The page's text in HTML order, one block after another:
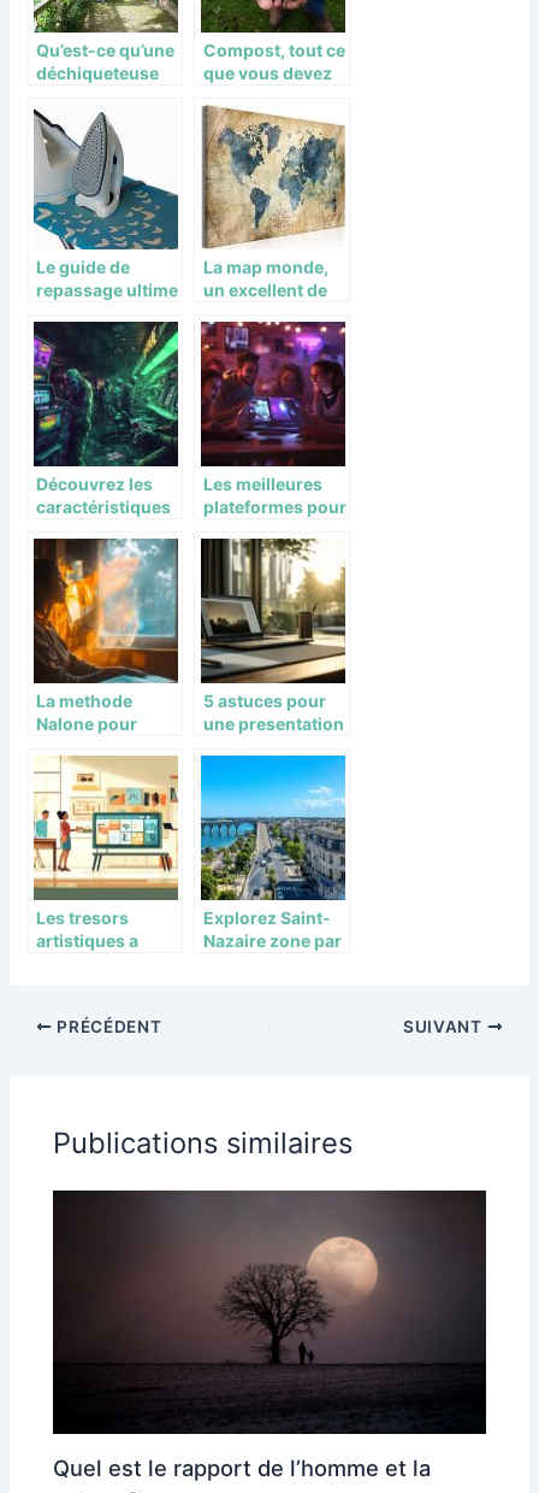
Qu’est-ce qu’une
déchiqueteuse
Compost, tout ce
que vous devez
compostage des
déchets
Le guide de
repassage ultime
repassage
La map monde,
un excellent de
unique dans une
pièce
Découvrez les
caractéristiques
de casino
inspirés par les
zombies
Les meilleures
plateformes pour
avec ses amis
La methode
Nalone pour
l’addiction
comportemental
e
5 astuces pour
une presentation
conference
Les tresors
artistiques a
annonces
Explorez Saint-
Nazaire zone par
PRÉCÉDENT SUIVANT
Publications similaires
Quel est le rapport de l’homme et la